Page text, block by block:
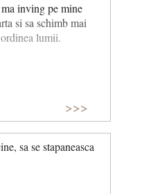
inving pe mine
si sa schimb mai
lumii.
>>>
sa se stapaneasca